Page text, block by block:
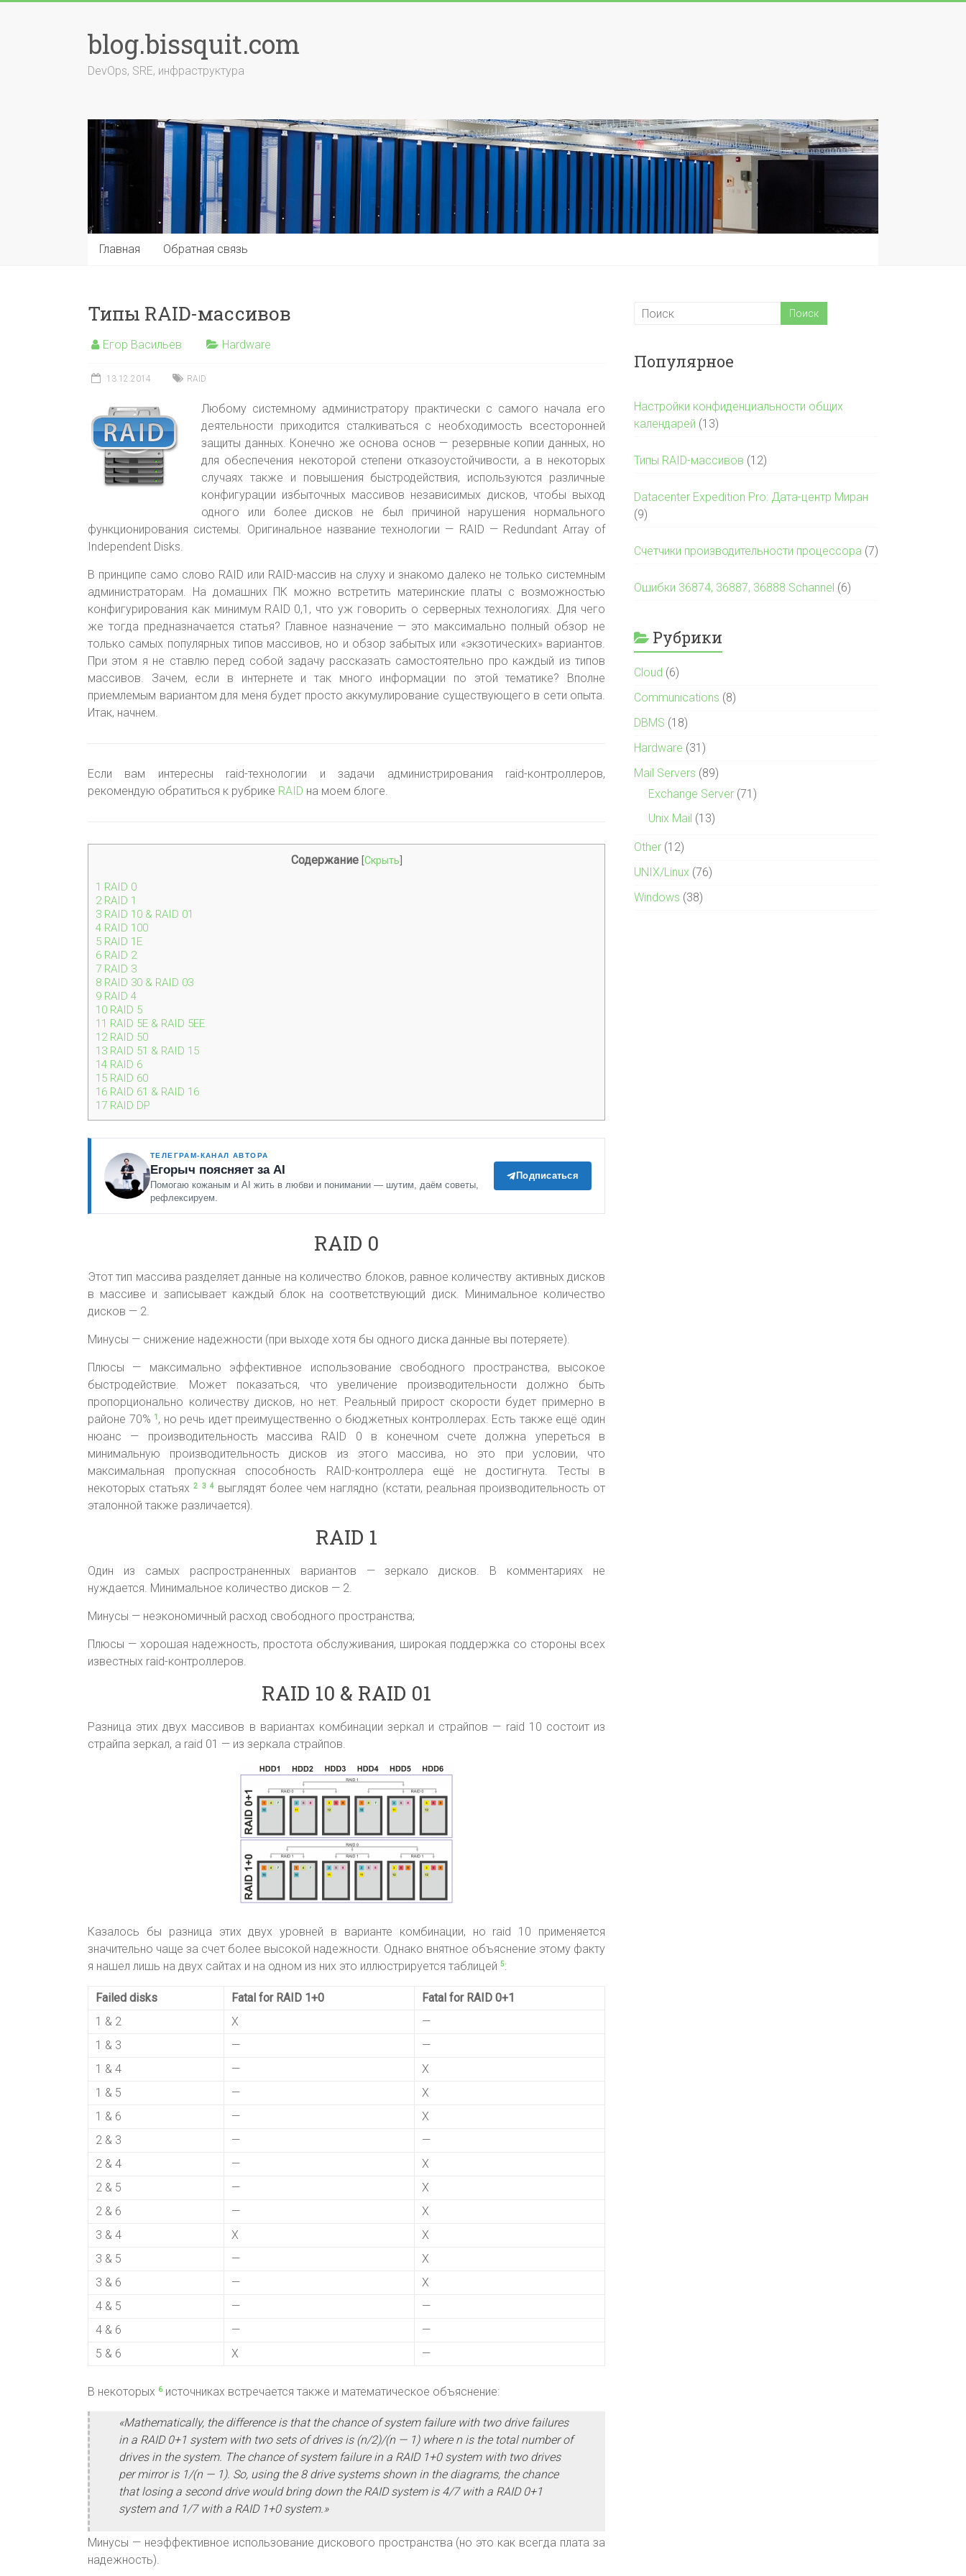
blog.bissquit.com
DevOps, SRE, инфраструктура
Главная Обратная связь
Типы RAID-массивов
Егор Васильев Hardware
13.12.2014 RAID
Любому системному администратору практически с самого начала его
деятельности приходится сталкиваться с необходимость всесторонней
защиты данных. Конечно же основа основ — резервные копии данных, но
для обеспечения некоторой степени отказоустойчивости, а в некоторых
случаях также и повышения быстродействия, используются различные
конфигурации избыточных массивов независимых дисков, чтобы выход
одного или более дисков не был причиной нарушения нормального
функционирования системы. Оригинальное название технологии — RAID — Redundant Array of
Independent Disks.
В принципе само слово RAID или RAID-массив на слуху и знакомо далеко не только системным
администраторам. На домашних ПК можно встретить материнские платы с возможностью
конфигурирования как минимум RAID 0,1, что уж говорить о серверных технологиях. Для чего
же тогда предназначается статья? Главное назначение — это максимально полный обзор не
только самых популярных типов массивов, но и обзор забытых или «экзотических» вариантов.
При этом я не ставлю перед собой задачу рассказать самостоятельно про каждый из типов
массивов. Зачем, если в интернете и так много информации по этой тематике? Вполне
приемлемым вариантом для меня будет просто аккумулирование существующего в сети опыта.
Итак, начнем.
Если вам интересны raid-технологии и задачи администрирования raid-контроллеров,
рекомендую обратиться к рубрике RAID на моем блоге.
Содержание Скрыть
1 RAID 0
2RAID 1
3 RAID 10 & RAID 01
4 RAID 100
5 RAID 1E
6 RAID 2
7 RAID 3
8 RAID 30 & RAID 03
9 RAID 4
10 RAID 5
11 RAID 5E & RAID 5EE
12RAID 50
13 RAID 51 & RAID 15
14 RAID 6
15 RAID 60
16 RAID 61 & RAID 16
17 RAID DP
ТЕЛЕГРАМ-КАНАЛ АВТОРА
Егорыч поясняет за AI
Помогаю кожаным и AI жить в любви и понимании — шутим, даём советы,
рефлексируем.
Подписаться
RAID 0
Этот тип массива разделяет данные на количество блоков, равное количеству активных дисков
в массиве и записывает каждый блок на соответствующий диск. Минимальное количество
дисков — 2.
Минусы — снижение надежности (при выходе хотя бы одного диска данные вы потеряете).
Плюсы — максимально эффективное использование свободного пространства, высокое
быстродействие. Может показаться, что увеличение производительности должно быть
пропорционально количеству дисков, но нет. Реальный прирост скорости будет примерно в
районе 70% 1 , но речь идет преимущественно о бюджетных контроллерах. Есть также ещё один
нюанс — производительность массива RAID 0 в конечном счете должна упереться в
минимальную производительность дисков из этого массива, но это при условии, что
максимальная пропускная способность RAID-контроллера ещё не достигнута. Тесты в
некоторых статьях2 3 4выглядят более чем наглядно (кстати, реальная производительность от
эталонной также различается).
RAID 1
Один из самых распространенных вариантов — зеркало дисков. В комментариях не
нуждается. Минимальное количество дисков — 2.
Минусы — неэкономичный расход свободного пространства;
Плюсы — хорошая надежность, простота обслуживания, широкая поддержка со стороны всех
известных raid-контроллеров.
RAID 10 & RAID 01
Разница этих двух массивов в вариантах комбинации зеркал и страйпов — raid 10 состоит из
страйпа зеркал, а raid 01 — из зеркала страйпов.
Казалось бы разница этих двух уровней в варианте комбинации, но raid 10 применяется
значительно чаще за счет более высокой надежности. Однако внятное объяснение этому факту
я нашел лишь на двух сайтах и на одном из них это иллюстрируется таблицей 5:
Failed disks Fatal for RAID 1+0
Fatal for RAID 0+1
1 & 2
X
—
1 & 3
—
—
1 & 4
—
X
1 & 5
—
X
1 & 6
—
X
2 & 3
—
—
2 & 4
—
X
2 & 5
—
X
2 & 6
—
X
3 & 4
X
X
3 & 5
—
X
3 & 6
—
X
4 & 5
—
—
4 & 6
—
—
5 & 6
X —
В некоторых 6источниках встречается также и математическое объяснение:
«Mathematically, the difference is that the chance of system failure with two drive failures
in a RAID 0+1 system with two sets of drives is (n/2)/(n — 1) where n is the total number of
drives in the system. The chance of system failure in a RAID 1+0 system with two drives
per mirror is 1/(n — 1). So, using the 8 drive systems shown in the diagrams, the chance
that losing a second drive would bring down the RAID system is 4/7 with a RAID 0+1
system and 1/7 with a RAID 1+0 system.»
Минусы — неэффективное использование дискового пространства (но это как всегда плата за
надежность).
Популярное
Настройки конфиденциальности общих
календарей (13)
Типы RAID-массивов (12)
Datacenter Expedition Pro: Дата-центр Миран
(9)
Счетчики производительности процессора (7)
Ошибки 36874, 36887, 36888 Schannel (6)
Рубрики
Cloud (6)
Communications (8)
DBMS (18)
Hardware (31)
Mail Servers (89)
Exchange Server (71)
Unix Mail (13)
Other (12)
UNIX/Linux (76)
Windows (38)